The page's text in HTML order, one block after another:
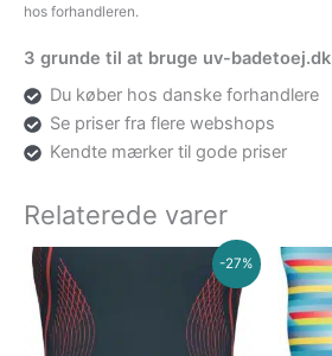
hos forhandleren.
3 grunde til at bruge uv-badetoej.dk
Du køber hos danske forhandlere
Se priser fra flere webshops
Kendte mærker til gode priser
Relaterede varer
-27%
oprindelige
449,95 kr..
Den
aktuelle
pris
er:
329,95 kr..